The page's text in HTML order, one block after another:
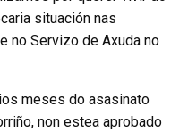
situación nas
no Servizo de Axuda no
meses do asasinato
non estea aprobado